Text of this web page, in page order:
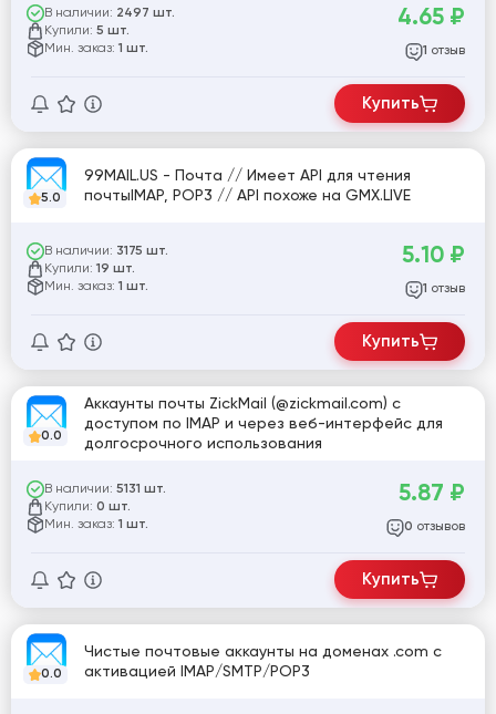
В наличии: 2497 шт.
Купили: 5 шт.
Мин. заказ: 1 шт.
4.65 ₽
1 отзыв
Купить
5.0
99MAIL.US - Почта // Имеет API для чтения
почтыIMAP, POP3 // API похоже на GMX.LIVE
В наличии: 3175 шт.
Купили: 19 шт.
Мин. заказ: 1 шт.
5.10 ₽
1 отзыв
Купить
0.0
Аккаунты почты ZickMail (@zickmail.com) с
доступом по IMAP и через веб-интерфейс для
долгосрочного использования
В наличии: 5131 шт.
Купили: 0 шт.
Мин. заказ: 1 шт.
5.87 ₽
0 отзывов
Купить
0.0
Чистые почтовые аккаунты на доменах .com с
активацией IMAP/SMTP/POP3